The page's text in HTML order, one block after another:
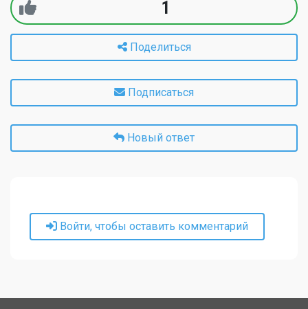
1
Поделиться
Подписаться
Новый ответ
Войти, чтобы оставить комментарий